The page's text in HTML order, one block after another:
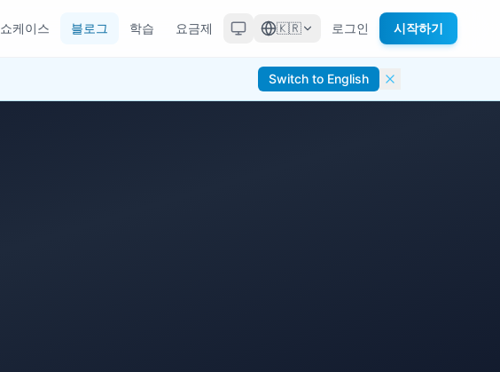
쇼케이스 블로그 학습 요금제 🇰🇷 로그인 시작하기
Switch to English